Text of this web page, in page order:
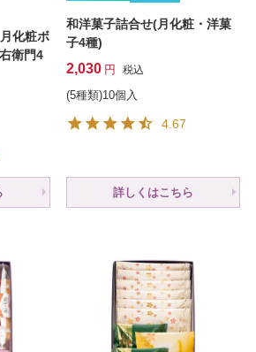
化粧ボ
衛門4
和洋菓子詰合せ(月化粧・洋菓
子4種)
2,030 税込
(5種類)10個入
4.67
詳しくはこちら